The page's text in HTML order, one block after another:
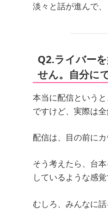
淡々と話が進んで
Q2.ライバー
せん。自分に
本当に配信という
ですけど、実際は
配信は、目の前に
そう考えたら、台
しているような感
むしろ、みんなに